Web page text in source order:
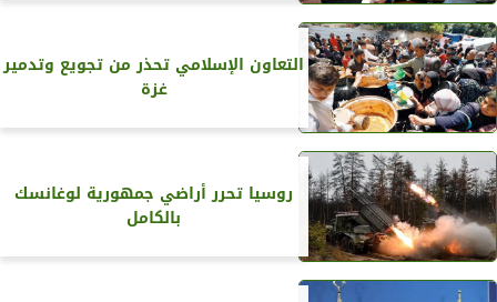
التعاون الإسلامي تحذر من تجويع وتدمير
غزة
روسيا تحرر أراضي جمهورية لوغانسك
بالكامل